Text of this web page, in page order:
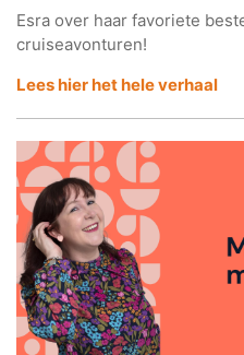
Esra over haar favoriete
cruiseavonturen!
Lees hier het hele verhaal